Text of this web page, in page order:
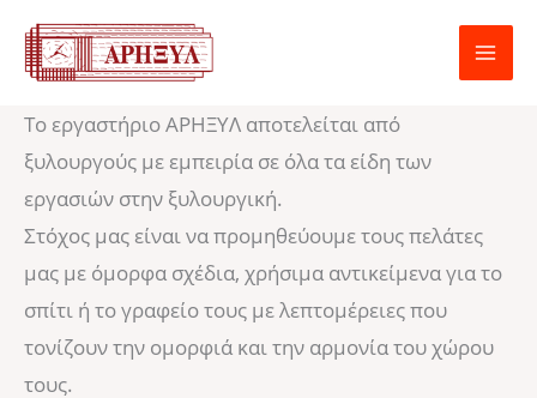
Μετάβαση
στο
Το εργαστήριο ΑΡΗΞΥΛ αποτελείται από
ξυλουργούς με εμπειρία σε όλα τα είδη των
εργασιών στην ξυλουργική.
Στόχος μας είναι να προμηθεύουμε τους πελάτες
μας με όμορφα σχέδια, χρήσιμα αντικείμενα για το
σπίτι ή το γραφείο τους με λεπτομέρειες που
τονίζουν την ομορφιά και την αρμονία του χώρου
τους.